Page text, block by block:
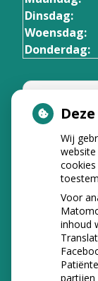
Dinsdag:
Woensdag:
Donderdag:
U
voor
NIEUWS
Wij
Voor
inhoud
partijen